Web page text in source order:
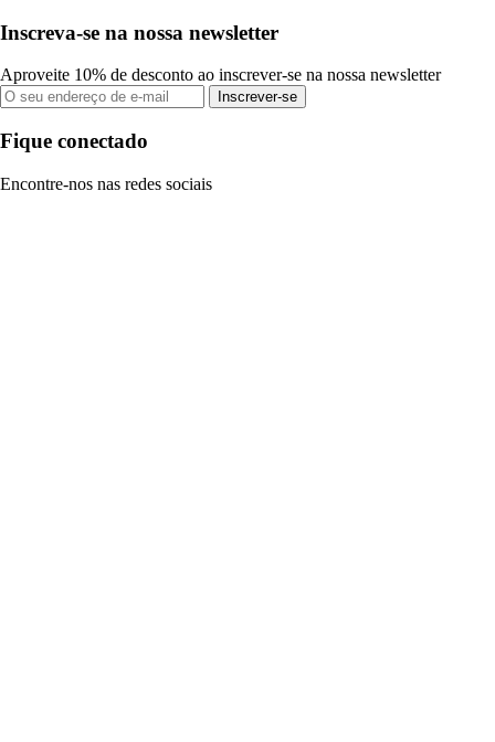
Inscreva-se na nossa newsletter
Aproveite 10% de desconto ao inscrever-se na nossa newsletter
Inscrever-se
Fique conectado
Encontre-nos nas redes sociais